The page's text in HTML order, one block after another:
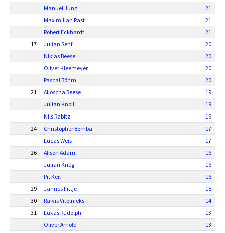
Manuel Jung
21
Maximilian Rast
21
Robert Eckhardt
21
17
Julian Senf
20
Niklas Beese
20
Oliver Kleemeyer
20
Pascal Böhm
20
21
Aljoscha Beese
19
Julian Knoll
19
Nils Rabitz
19
24
Christopher Bomba
17
Lucas Weis
17
26
Alison Adam
16
Julian Krieg
16
Pit Keil
16
29
Jannes Fittje
15
30
Raivis Vitolnieks
14
31
Lukas Rudolph
13
Oliver Arnold
13